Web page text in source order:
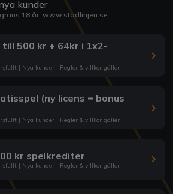
kunder
18 år. www.stödlinjen.se
till 500 kr + 64kr i 1x2-
| Nya kunder | Regler & villkor gäller
(ny licens = bonus
| Nya kunder | Regler & villkor gäller
kr spelkrediter
| Nya kunder | Regler & villkor gäller